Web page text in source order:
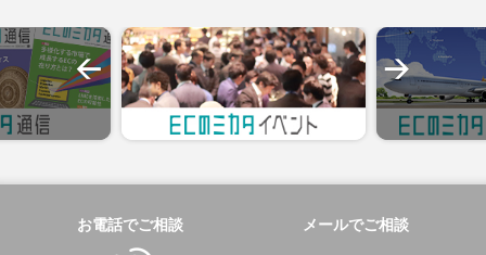
お電話でご相談 メールでご相談